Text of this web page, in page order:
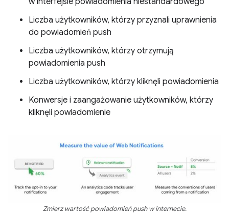
Liczba użytkowników, którzy przyznali uprawnienia
do powiadomień push
Liczba użytkowników, którzy otrzymują
powiadomienia push
Liczba użytkowników, którzy kliknęli powiadomienia
Konwersje i zaangażowanie użytkowników, którzy
kliknęli powiadomienie
Zmierz wartość powiadomień push w internecie.